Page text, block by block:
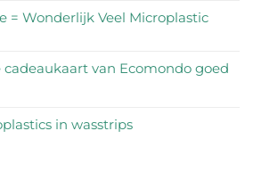
= Wonderlijk Veel Microplastic
van Ecomondo goed
in wasstrips